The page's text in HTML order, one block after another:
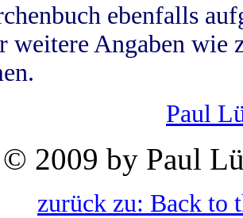
ebenfalls
weitere Angaben wie
Paul
© 2009 by Paul
zurück zu: Back to